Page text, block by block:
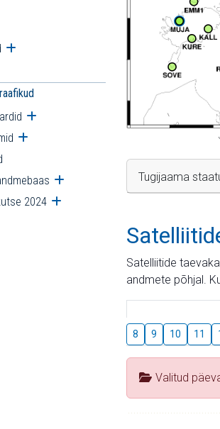
alammenüü
Ava alammenüü
Ava alammenüü
Ava alammenüü
Ava alammenüü
2024 Ava alammenüü
Tugijaama
Satelliitide
andmete põhjal.
8 9 10 11
Valitud